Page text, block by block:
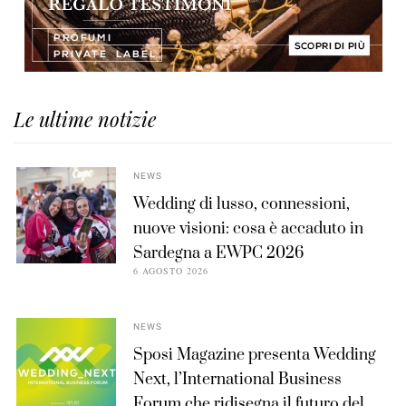
Le ultime notizie
NEWS
Wedding di lusso, connessioni,
nuove visioni: cosa è accaduto in
Sardegna a EWPC 2026
6 AGOSTO 2026
NEWS
Sposi Magazine presenta Wedding
Next, l’International Business